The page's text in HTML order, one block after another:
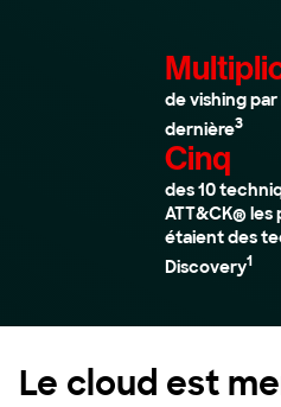
de vishing
dernière3
Cinq
des 10
ATT&CK® les
étaient des
Discovery1
Le cloud est